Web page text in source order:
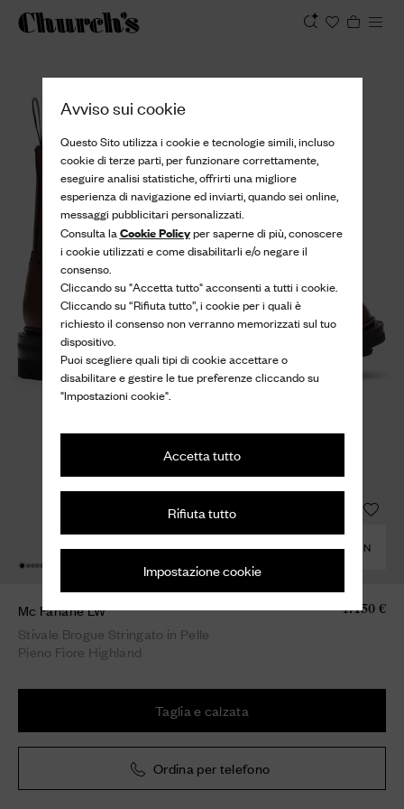
Avviso sui cookie
Questo Sito utilizza i cookie e tecnologie simili, incluso
cookie di terze parti, per funzionare correttamente,
eseguire analisi statistiche, offrirti una migliore
esperienza di navigazione ed inviarti, quando sei online,
messaggi pubblicitari personalizzati.
Consulta la Cookie Policyper saperne di più, conoscere
i cookie utilizzati e come disabilitarli e/o negare il
consenso.
Cliccando su "Accetta tutto" acconsenti a tutti i cookie.
Cliccando su “Rifiuta tutto”, i cookie per i quali è
richiesto il consenso non verranno memorizzati sul tuo
dispositivo.
Puoi scegliere quali tipi di cookie accettare o
disabilitare e gestire le tue preferenze cliccando su
"Impostazioni cookie".
Accetta tutto
Rifiuta tutto
Impostazione cookie
COMBINA CON
Mc Farlane LW
Stivale Brogue Stringato in Pelle
Pieno Fiore Highland
1.150 €
Taglia e calzata
Ordina per telefono